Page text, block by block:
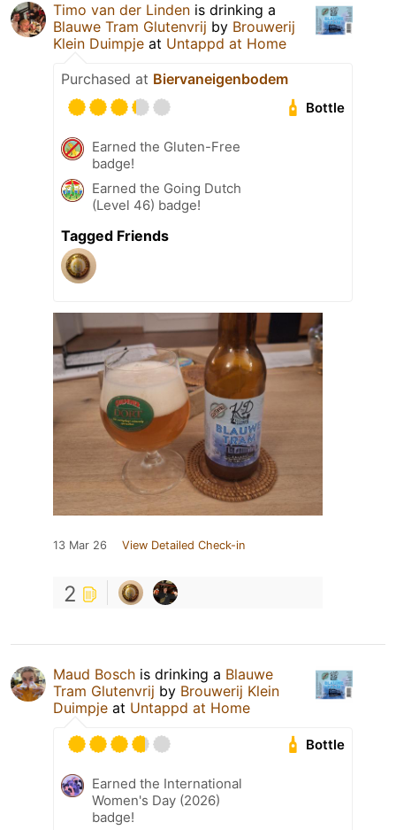
Timo van der Linden is drinking a
Blauwe Tram Glutenvrij by Brouwerij
Klein Duimpje at Untappd at Home
Purchased at Biervaneigenbodem
Bottle
Earned the Gluten-Free
badge!
Earned the Going Dutch
(Level 46) badge!
Tagged Friends
13 Mar 26 View Detailed Check-in
2
Maud Bosch is drinking a Blauwe
Tram Glutenvrij by Brouwerij Klein
Duimpje at Untappd at Home
Bottle
Earned the International
Women's Day (2026)
badge!